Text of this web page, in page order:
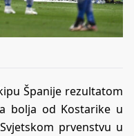
Španije rezultatom
bolja od Kostarike u
prvenstvu u